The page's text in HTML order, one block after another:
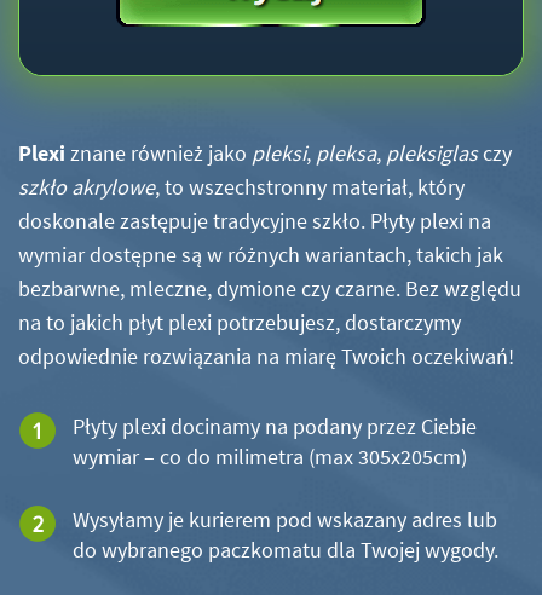
Plexi znane również jako pleksi, pleksa, pleksiglasczy
szkło akrylowe, to wszechstronny materiał, który
doskonale zastępuje tradycyjne szkło. Płyty plexi na
wymiar dostępne są w różnych wariantach, takich jak
bezbarwne, mleczne, dymione czy czarne. Bez względu
na to jakich płyt plexi potrzebujesz, dostarczymy
odpowiednie rozwiązania na miarę Twoich oczekiwań!
Płyty plexi docinamy na podany przez Ciebie
wymiar – co do milimetra (max 305x205cm)
Wysyłamy je kurierem pod wskazany adres lub
do wybranego paczkomatu dla Twojej wygody.